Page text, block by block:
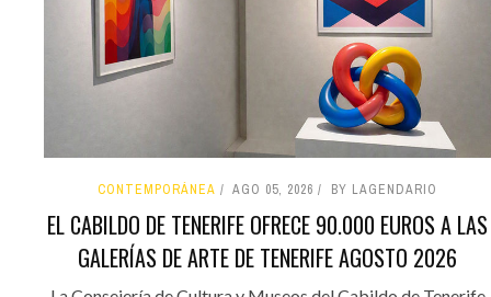
CONTEMPORÁNEA AGO 05, 2026 BY LAGENDARIO
EL CABILDO DE TENERIFE OFRECE 90.000 EUROS A LAS
GALERÍAS DE ARTE DE TENERIFE AGOSTO 2026